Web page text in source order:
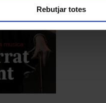
Rebutjar totes